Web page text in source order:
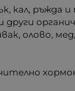
кал, ръжда и
други
олово,